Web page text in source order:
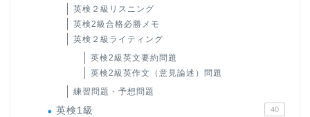
英検２級リスニング
英検2級合格必勝メモ
英検２級ライティング
英検2級英文要約問題
英検2級英作文（意見論述）問題
練習問題・予想問題
英検1級 40